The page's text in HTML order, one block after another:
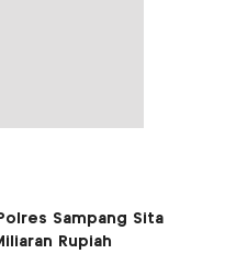
Sampang Sita
Rupiah